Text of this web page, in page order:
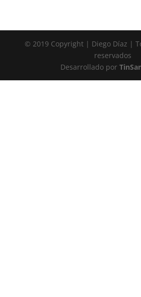
© 2019 Copyright | Diego Díaz |
reservados
Desarrollado por